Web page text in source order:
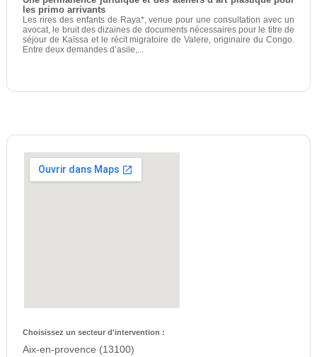
les primo arrivants
Les rires des enfants de Raya*, venue pour une consultation avec un
avocat, le bruit des dizaines de documents nécessaires pour le titre de
séjour de Kaïssa et le récit migratoire de Valere, originaire du Congo.
Entre deux demandes d’asile,...
Choisissez un secteur d'intervention :
Aix-en-provence (13100)